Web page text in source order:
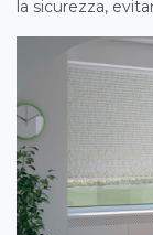
la sicurezza,